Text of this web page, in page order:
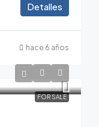
Detalles
hace 6 años
FOR SALE